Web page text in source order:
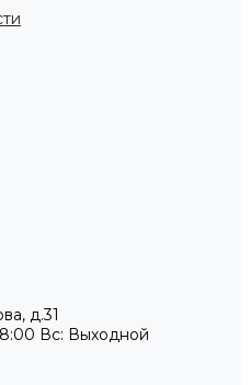
д.31
Вс: Выходной